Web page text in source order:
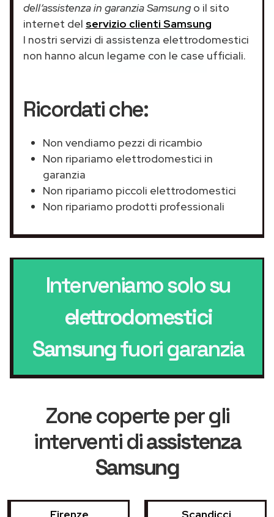
dell’assistenza in garanzia Samsung o il sito
internet del servizio clienti Samsung
I nostri servizi di assistenza elettrodomestici
non hanno alcun legame con le case ufficiali.
Ricordati che:
Non vendiamo pezzi di ricambio
Non ripariamo elettrodomestici in
garanzia
Non ripariamo piccoli elettrodomestici
Non ripariamo prodotti professionali
Interveniamo solo su
elettrodomestici
Samsungfuori garanzia
Zone coperte per gli
interventi diassistenza
Samsung